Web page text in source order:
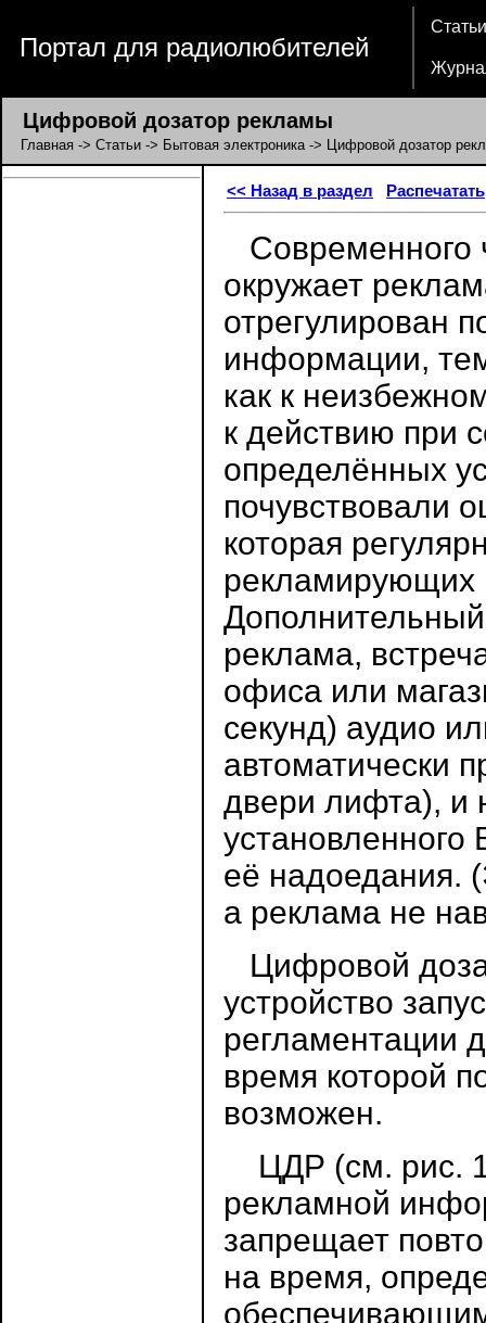
Портал для радиолюбителей
Статьи
Цифровой дозатор рекламы
Главная -> Статьи -> Бытовая электроника-> Цифровой дозатор
<< Назад в раздел Распечатать
Современного
окружает
отрегулирован
информации,
как к
к действию при
определённых
почувствовали
которая
рекламирующих
реклама,
офиса или
секунд) аудио
автоматически
двери лифта), и
её надоедания.
а реклама не
Цифровой
устройство
регламентации
время которой
возможен.
ЦДР (см. рис.
рекламной
запрещает
на время,